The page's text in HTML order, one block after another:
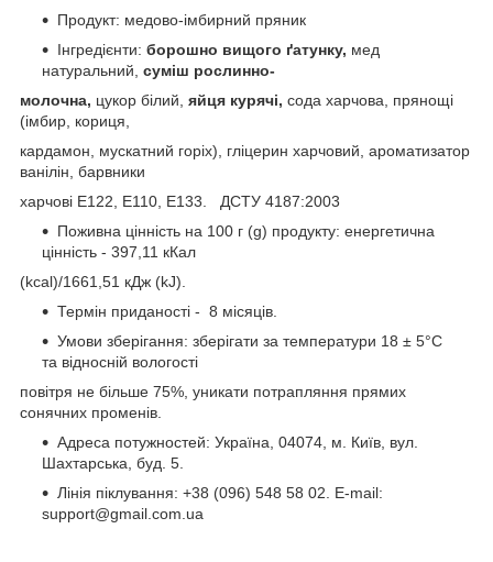
Продукт: медово-імбирний пряник
Інгредієнти: борошно вищого ґатунку, мед
натуральний, суміш рослинно-
молочна, цукор білий, яйця курячі, сода харчова, прянощі
(імбир, кориця,
кардамон, мускатний горіх), гліцерин харчовий, ароматизатор
ванілін, барвники
харчові Е122, E110, E133. ДСТУ 4187:2003
Поживна цінність на 100 г (g) продукту: енергетична
цінність - 397,11 кКал
(kcal)/1661,51 кДж (kJ).
Термін приданості - 8 місяців.
Умови зберігання: зберігати за температури 18 ± 5°C
та відносній вологості
повітря не більше 75%, уникати потрапляння прямих
сонячних променів.
Адреса потужностей: Україна, 04074, м. Київ, вул.
Шахтарська, буд. 5.
Лінія піклування: +38 (096) 548 58 02. E-mail:
support@gmail.com.ua